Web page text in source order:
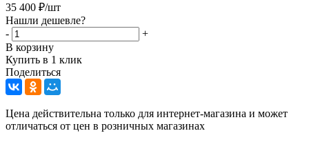
35 400 ₽/шт
Нашли дешевле?
-
+
В корзину
Купить в 1 клик
Поделиться
Цена действительна только для интернет-магазина и может
отличаться от цен в розничных магазинах